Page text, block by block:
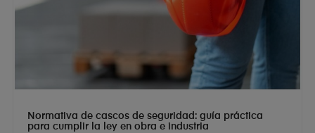
Normativa de cascos de seguridad: guía práctica
para cumplir la ley en obra e industria